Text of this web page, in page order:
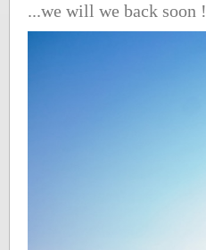
...we will we back soon !